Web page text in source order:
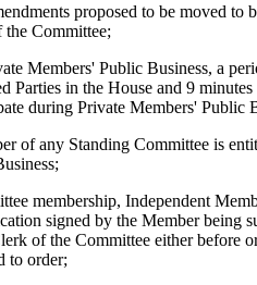
proposed to be moved to
Committee;
Members' Public Business, a
Parties in the House and 9
during Private Members' Public
of any Standing Committee is
membership, Independent
signed by the Member being
of the Committee either before
to order;